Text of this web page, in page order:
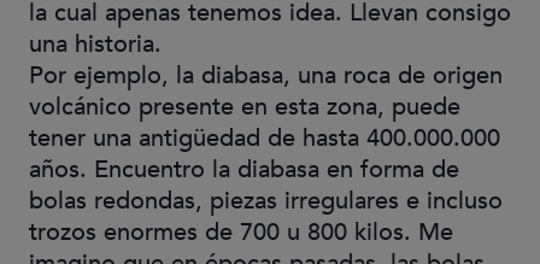
la cual apenas tenemos idea. Llevan consigo
una historia.
Por ejemplo, la diabasa, una roca de origen
volcánico presente en esta zona, puede
tener una antigüedad de hasta 400.000.000
años. Encuentro la diabasa en forma de
bolas redondas, piezas irregulares e incluso
trozos enormes de 700 u 800 kilos. Me